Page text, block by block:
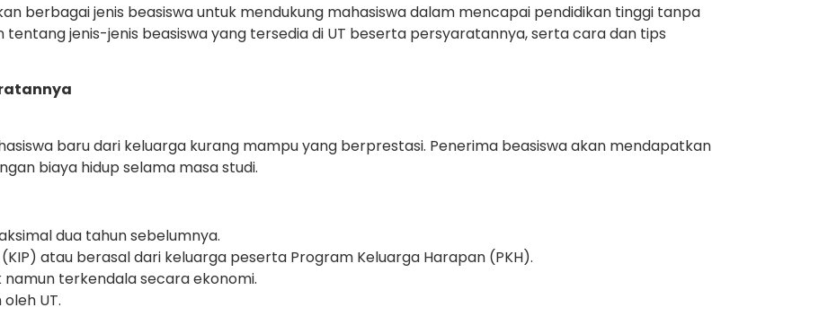
berbagai jenis beasiswa untuk mendukung mahasiswa dalam mencapai pendidikan tinggi tanpa
tentang jenis-jenis beasiswa yang tersedia di UT beserta persyaratannya, serta cara dan tips
baru dari keluarga kurang mampu yang berprestasi. Penerima beasiswa akan mendapatkan
biaya hidup selama masa studi.
dua tahun sebelumnya.
atau berasal dari keluarga peserta Program Keluarga Harapan (PKH).
terkendala secara ekonomi.
UT.